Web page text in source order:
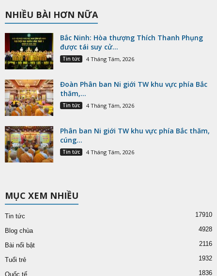
NHIỀU BÀI HƠN NỮA
Bắc Ninh: Hòa thượng Thích Thanh Phụng
được tái suy cử...
Tin tức 4 Tháng Tám, 2026
Đoàn Phân ban Ni giới TW khu vực phía Bắc
thăm,...
Tin tức 4 Tháng Tám, 2026
Phân ban Ni giới TW khu vực phía Bắc thăm,
cúng...
Tin tức 4 Tháng Tám, 2026
MỤC XEM NHIỀU
Tin tức 17910
Blog chùa 4928
Bài nổi bật 2116
Tuổi trẻ 1932
Quốc tế 1836